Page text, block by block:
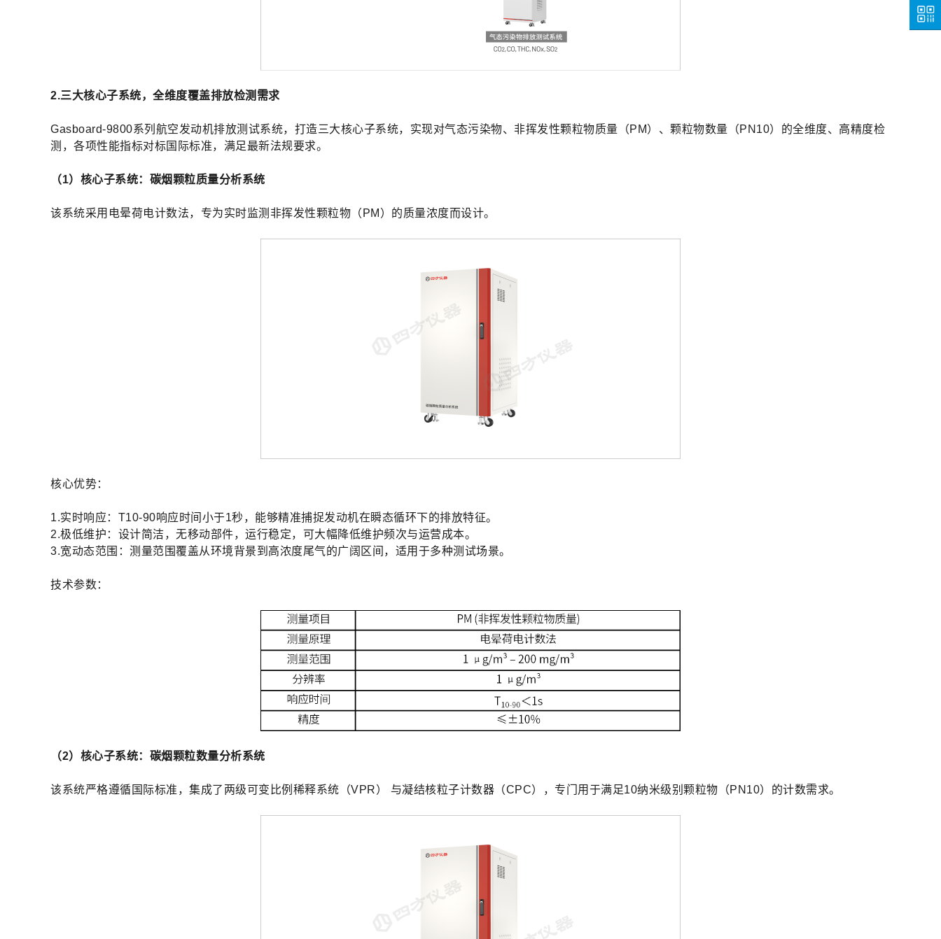
2.三大核心子系统，全维度覆盖排放检测需求
Gasboard-9800系列航空发动机排放测试系统，打造三大核心子系统，实现对气态污染物、非挥发性颗粒物质量（PM）、颗粒物数量（PN10）的全维度、高精度检
测，各项性能指标对标国际标准，满足最新法规要求。
（1）核心子系统：碳烟颗粒质量分析系统
该系统采用电晕荷电计数法，专为实时监测非挥发性颗粒物（PM）的质量浓度而设计。
核心优势：
­1.实时响应：T10-90响应时间小于1秒，能够精准捕捉发动机在瞬态循环下的排放特征。
­2.极低维护：设计简洁，无移动部件，运行稳定，可大幅降低维护频次与运营成本。
­3.宽动态范围：测量范围覆盖从环境背景到高浓度尾气的广阔区间，适用于多种测试场景。
技术参数：
（2）核心子系统：碳烟颗粒数量分析系统
该系统严格遵循国际标准，集成了两级可变比例稀释系统（VPR） 与凝结核粒子计数器（CPC），专门用于满足10纳米级别颗粒物（PN10）的计数需求。
咨询
热线